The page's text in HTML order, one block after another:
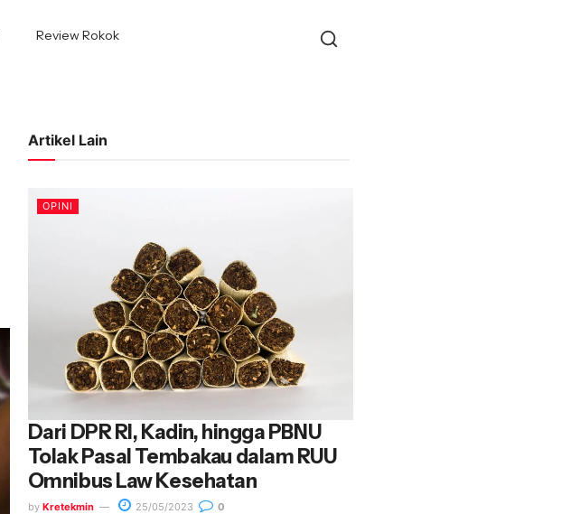
Review Rokok
Artikel Lain
OPINI
Dari DPR RI, Kadin, hingga PBNU
Tolak Pasal Tembakau dalam RUU
Omnibus Law Kesehatan
by Kretekmin 25/05/2023 0